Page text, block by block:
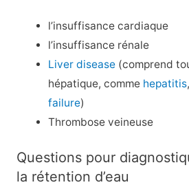
l’insuffisance cardiaque
l’insuffisance rénale
Liver disease (comprend
hépatique, comme hepatitis
failure)
Thrombose veineuse
Questions pour
la rétention d’eau